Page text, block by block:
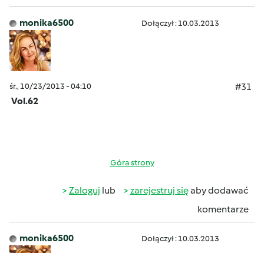
monika6500 Dołączył : 10.03.2013
śr., 10/23/2013 - 04:10
#31
Vol.62
Góra strony
Zaloguj lub zarejestruj sięaby dodawać
komentarze
monika6500 Dołączył : 10.03.2013